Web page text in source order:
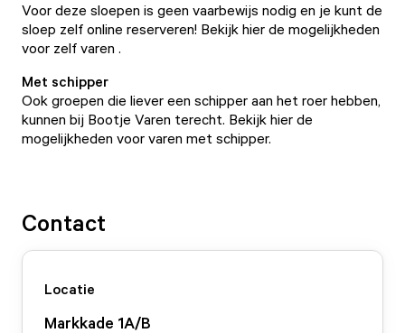
Voor deze sloepen is geen vaarbewijs nodig en je kunt de
sloep zelf online reserveren! Bekijk hier de mogelijkheden
voor zelf varen .
Met schipper
Ook groepen die liever een schipper aan het roer hebben,
kunnen bij Bootje Varen terecht. Bekijk hier de
mogelijkheden voor varen met schipper.
Contact
Locatie
Markkade 1A/B